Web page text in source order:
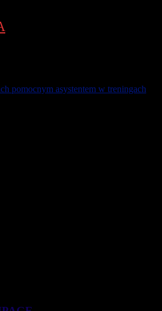
pomocnym asystentem w treningach